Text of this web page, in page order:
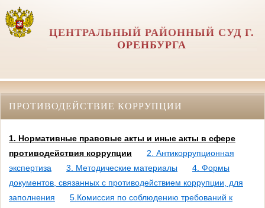
ЦЕНТРАЛЬНЫЙ РАЙОННЫЙ СУД Г.
ОРЕНБУРГА
ПРОТИВОДЕЙСТВИЕ КОРРУПЦИИ
1. Нормативные правовые акты и иные акты в сфере
противодействия коррупции
2. Антикоррупционная
экспертиза
3. Методические материалы
4. Формы
документов, связанных с противодействием коррупции, для
заполнения
5.Комиссия по соблюдению требований к